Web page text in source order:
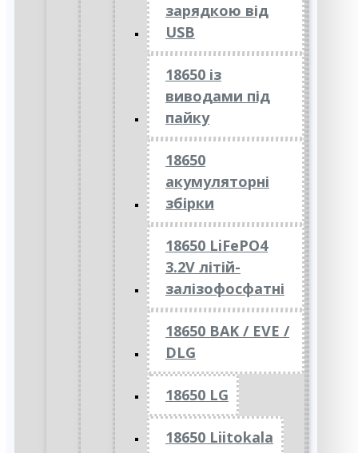
зарядкою від
USB
18650 із
виводами під
пайку
18650
акумуляторні
збірки
18650 LiFePO4
3.2V літій-
залізофосфатні
18650 BAK / EVE /
DLG
18650 LG
18650 Liitokala